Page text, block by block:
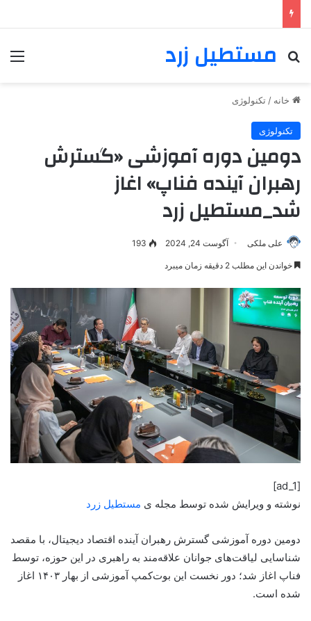
مستطیل زرد
خانه / تکنولوژی
تکنولوژی
دومین دوره آموزشی «گسترش
رهبران آینده فناپ» اغاز
شد_مستطیل زرد
علی ملکی آگوست 24, 2024 193
خواندن این مطلب 2 دقیقه زمان میبرد
[ad_1]
نوشته و ویرایش شده توسط مجله ی مستطیل زرد
دومین دوره آموزشی گسترش رهبران آینده اقتصاد دیجیتال،‌ با مقصد
شناسایی لیاقت‌های جوانان علاقه‌مند به راهبری در این حوزه، توسط
فناپ اغاز شد؛ دور نخست این بوت‌کمپ آموزشی از بهار ۱۴۰۳ اغاز
شده است.